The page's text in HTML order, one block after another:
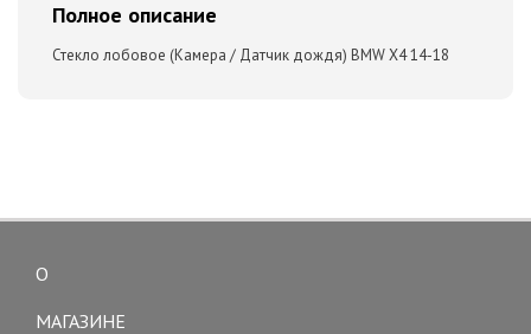
Полное описание
Стекло лобовое (Камера / Датчик дождя) BMW X4 14-18
О
МАГАЗИНЕ